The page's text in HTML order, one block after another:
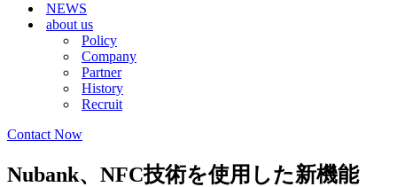
シ
ョ
NEWS
about us
Policy
Company
Partner
History
Recruit
Contact Now
Nubank、NFC技術を使用した新機能